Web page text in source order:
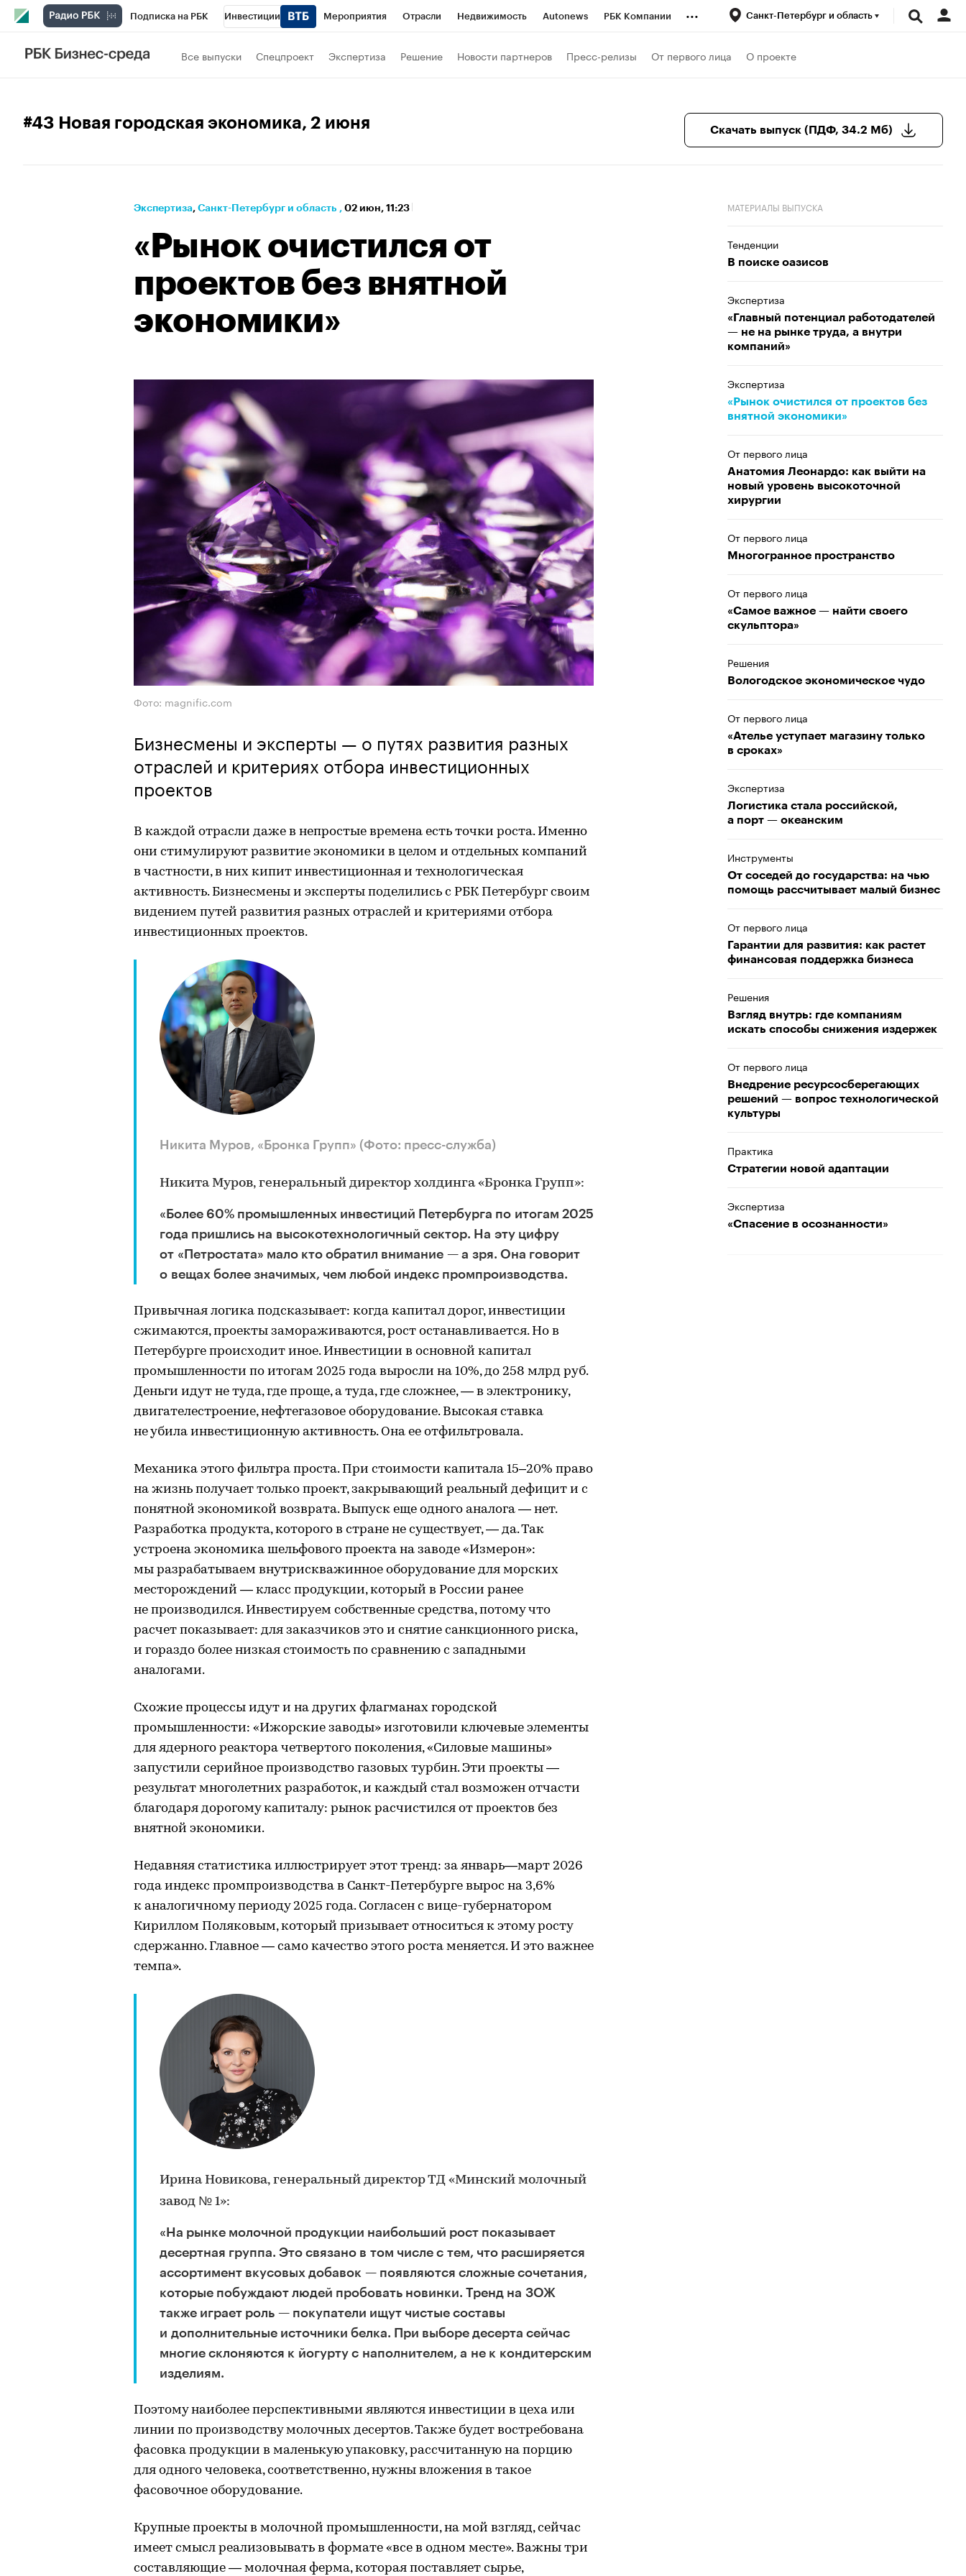
Подписка на РБК Инвестиции Мероприятия Отрасли Недвижимость Autonews РБК Компании
Телеканал
... Санкт-Петербург и область
Все выпуски Спецпроект Экспертиза Решение Новости партнеров Пресс-релизы От первого лица О проекте
#43 Новая городская экономика, 2 июня Скачать выпуск (ПДФ, 34.2 Мб)
Экспертиза⁠, Санкт-Петербург и область , 02 июн, 11:23
«Рынок очистился от
проектов без внятной
экономики»
Фото: magnific.com
Бизнесмены и эксперты — о путях развития разных
отраслей и критериях отбора инвестиционных
проектов
В каждой отрасли даже в непростые времена есть точки роста. Именно
они стимулируют развитие экономики в целом и отдельных компаний
в частности, в них кипит инвестиционная и технологическая
активность. Бизнесмены и эксперты поделились с РБК Петербург своим
видением путей развития разных отраслей и критериями отбора
инвестиционных проектов.
Никита Муров, «Бронка Групп» (Фото: пресс-служба)
Никита Муров, генеральный директор холдинга «Бронка Групп»:
«Более 60% промышленных инвестиций Петербурга по итогам 2025
года пришлись на высокотехнологичный сектор. На эту цифру
от «Петростата» мало кто обратил внимание — а зря. Она говорит
о вещах более значимых, чем любой индекс промпроизводства.
Привычная логика подсказывает: когда капитал дорог, инвестиции
сжимаются, проекты замораживаются, рост останавливается. Но в
Петербурге происходит иное. Инвестиции в основной капитал
промышленности по итогам 2025 года выросли на 10%, до 258 млрд руб.
Деньги идут не туда, где проще, а туда, где сложнее, — в электронику,
двигателестроение, нефтегазовое оборудование. Высокая ставка
не убила инвестиционную активность. Она ее отфильтровала.
Механика этого фильтра проста. При стоимости капитала 15–20% право
на жизнь получает только проект, закрывающий реальный дефицит и с
понятной экономикой возврата. Выпуск еще одного аналога — нет.
Разработка продукта, которого в стране не существует, — да. Так
устроена экономика шельфового проекта на заводе «Измерон»:
мы разрабатываем внутрискважинное оборудование для морских
месторождений — класс продукции, который в России ранее
не производился. Инвестируем собственные средства, потому что
расчет показывает: для заказчиков это и снятие санкционного риска,
и гораздо более низкая стоимость по сравнению с западными
аналогами.
Схожие процессы идут и на других флагманах городской
промышленности: «Ижорские заводы» изготовили ключевые элементы
для ядерного реактора четвертого поколения, «Силовые машины»
запустили серийное производство газовых турбин. Эти проекты —
результат многолетних разработок, и каждый стал возможен отчасти
благодаря дорогому капиталу: рынок расчистился от проектов без
внятной экономики.
Недавняя статистика иллюстрирует этот тренд: за январь—март 2026
года индекс промпроизводства в Санкт-Петербурге вырос на 3,6%
к аналогичному периоду 2025 года. Согласен с вице-губернатором
Кириллом Поляковым, который призывает относиться к этому росту
сдержанно. Главное — само качество этого роста меняется. И это важнее
темпа».
Ирина Новикова, генеральный директор ТД «Минский молочный
завод № 1»:
«На рынке молочной продукции наибольший рост показывает
десертная группа. Это связано в том числе с тем, что расширяется
ассортимент вкусовых добавок — появляются сложные сочетания,
которые побуждают людей пробовать новинки. Тренд на ЗОЖ
также играет роль — покупатели ищут чистые составы
и дополнительные источники белка. При выборе десерта сейчас
многие склоняются к йогурту с наполнителем, а не к кондитерским
изделиям.
Поэтому наиболее перспективными являются инвестиции в цеха или
линии по производству молочных десертов. Также будет востребована
фасовка продукции в маленькую упаковку, рассчитанную на порцию
для одного человека, соответственно, нужны вложения в такое
фасовочное оборудование.
Крупные проекты в молочной промышленности, на мой взгляд, сейчас
имеет смысл реализовывать в формате «все в одном месте». Важны три
составляющие — молочная ферма, которая поставляет сырье,
МАТЕРИАЛЫ ВЫПУСКА
Тенденции
В поиске оазисов
Экспертиза
«Главный потенциал работодателей
— не на рынке труда, а внутри
компаний»
Экспертиза
«Рынок очистился от проектов без
внятной экономики»
От первого лица
Анатомия Леонардо: как выйти на
новый уровень высокоточной
хирургии
От первого лица
Многогранное пространство
От первого лица
«Самое важное — найти своего
скульптора»
Решения
Вологодское экономическое чудо
От первого лица
«Ателье уступает магазину только
в сроках»
Экспертиза
Логистика стала российской,
а порт — океанским
Инструменты
От соседей до государства: на чью
помощь рассчитывает малый бизнес
От первого лица
Гарантии для развития: как растет
финансовая поддержка бизнеса
Решения
Взгляд внутрь: где компаниям
искать способы снижения издержек
От первого лица
Внедрение ресурсосберегающих
решений — вопрос технологической
культуры
Практика
Стратегии новой адаптации
Экспертиза
«Спасение в осознанности»